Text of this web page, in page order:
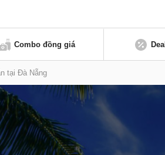
Combo đồng giá
tại Đà Nẵng